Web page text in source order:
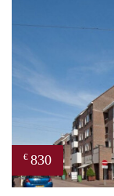
€ 830